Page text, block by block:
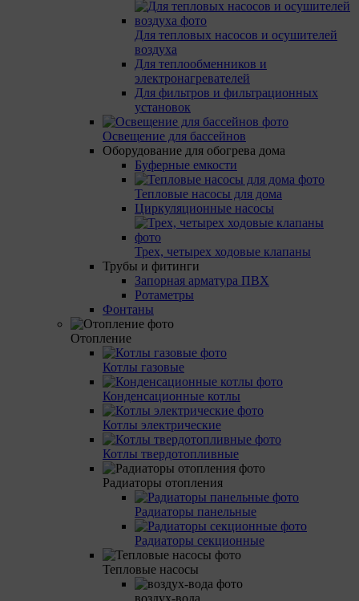
Для тепловых насосов и осушителей
воздуха
Для теплообменников и
электронагревателей
Для фильтров и фильтрационных
установок
Освещение для бассейнов
Оборудование для обогрева дома
Буферные емкости
Тепловые насосы для дома
Циркуляционные насосы
Трех, четырех ходовые клапаны
Трубы и фитинги
Запорная арматура ПВХ
Ротаметры
Фонтаны
Отопление
Котлы газовые
Конденсационные котлы
Котлы электрические
Котлы твердотопливные
Радиаторы отопления
Радиаторы панельные
Радиаторы секционные
Тепловые насосы